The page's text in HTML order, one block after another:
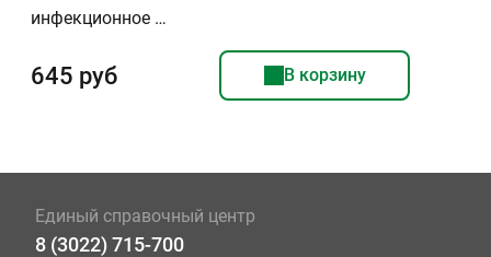
инфекционное …
645 руб В корзину
Единый справочный центр
8 (3022) 715-700